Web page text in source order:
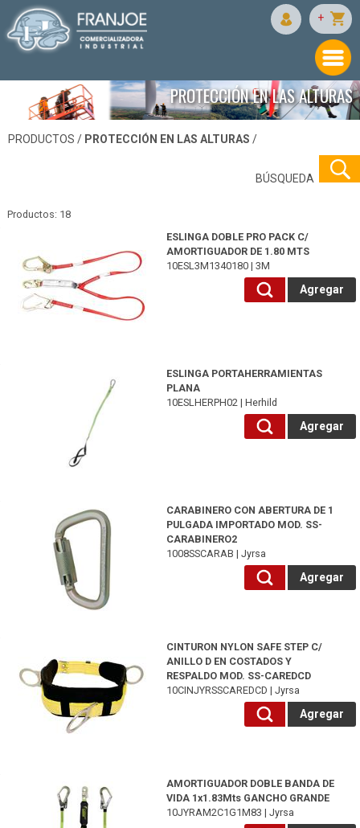
+
PROTECCIÓN EN LAS ALTURAS
PRODUCTOS / PROTECCIÓN EN LAS ALTURAS /
BÚSQUEDA
Productos: 18
ESLINGA DOBLE PRO PACK C/
AMORTIGUADOR DE 1.80 MTS
10ESL3M1340180 | 3M
Agregar
ESLINGA PORTAHERRAMIENTAS
PLANA
10ESLHERPH02 | Herhild
Agregar
CARABINERO CON ABERTURA DE 1
PULGADA IMPORTADO MOD. SS-
CARABINERO2
1008SSCARAB | Jyrsa
Agregar
CINTURON NYLON SAFE STEP C/
ANILLO D EN COSTADOS Y
RESPALDO MOD. SS-CAREDCD
10CINJYRSSCAREDCD | Jyrsa
Agregar
AMORTIGUADOR DOBLE BANDA DE
VIDA 1x1.83Mts GANCHO GRANDE
10JYRAM2C1G1M83 | Jyrsa